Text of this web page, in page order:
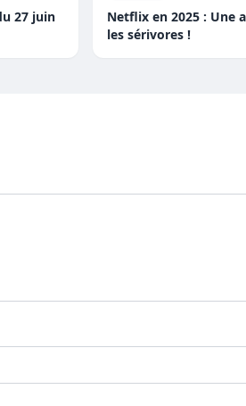
27 juin
Netflix en 2025 : Une
les sérivores !